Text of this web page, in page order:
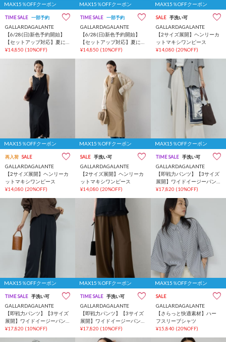
MAX15％OFFクーポン
TIME SALE 一部予約
GALLARDAGALANTE
【6/28(日)新色予約開始】
【セットアップ対応】夏に
最適！ドルマンジャージー
¥14,850 (10%OFF)
MAX15％OFFクーポン
TIME SALE 一部予約
GALLARDAGALANTE
【6/28(日)新色予約開始】
【セットアップ対応】夏に
最適！ドルマンジャージー
¥14,850 (10%OFF)
MAX15％OFFクーポン
SALE 手洗い可
GALLARDAGALANTE
【2サイズ展開】ヘンリーカ
ットマキシワンピース
¥14,080 (20%OFF)
MAX15％OFFクーポン
再入荷 SALE
GALLARDAGALANTE
【2サイズ展開】ヘンリーカ
ットマキシワンピース
¥14,080 (20%OFF)
MAX15％OFFクーポン
SALE 手洗い可
GALLARDAGALANTE
【2サイズ展開】ヘンリーカ
ットマキシワンピース
¥14,080 (20%OFF)
MAX15％OFFクーポン
TIME SALE 手洗い可
GALLARDAGALANTE
【即戦力パンツ】【3サイズ
展開】ワイドイージーパン
ツ
¥17,820 (10%OFF)
MAX15％OFFクーポン
TIME SALE 手洗い可
GALLARDAGALANTE
【即戦力パンツ】【3サイズ
展開】ワイドイージーパン
ツ
¥17,820 (10%OFF)
MAX15％OFFクーポン
TIME SALE 手洗い可
GALLARDAGALANTE
【即戦力パンツ】【3サイズ
展開】ワイドイージーパン
ツ
¥17,820 (10%OFF)
MAX15％OFFクーポン
SALE
GALLARDAGALANTE
【さらっと快適素材】ハー
フスリーブシャツ
¥15,840 (20%OFF)